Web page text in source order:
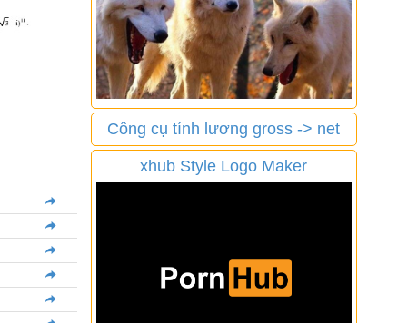
Công cụ tính lương gross -> net
xhub Style Logo Maker